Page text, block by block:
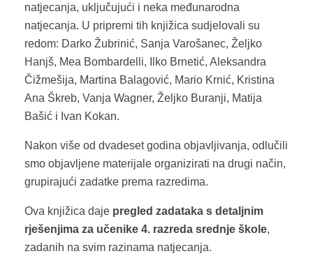
natjecanja, uključujući i neka međunarodna
natjecanja. U pripremi tih knjižica sudjelovali su
redom: Darko Žubrinić, Sanja Varošanec, Željko
Hanjš, Mea Bombardelli, Ilko Brnetić, Aleksandra
Čižmešija, Martina Balagović, Mario Krnić, Kristina
Ana Škreb, Vanja Wagner, Željko Buranji, Matija
Bašić i Ivan Kokan.
Nakon više od dvadeset godina objavljivanja, odlučili
smo objavljene materijale organizirati na drugi način,
grupirajući zadatke prema razredima.
Ova knjižica daje pregled zadataka s detaljnim
rješenjima za učenike 4. razreda srednje škole,
zadanih na svim razinama natjecanja.